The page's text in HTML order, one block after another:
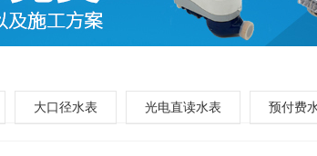
大口径水表 光电直读水表 预付费